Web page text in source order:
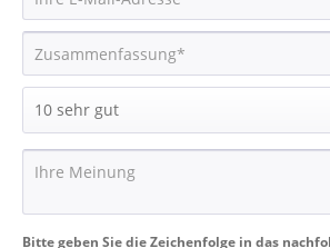
Bitte geben Sie die Zeichenfolge in das